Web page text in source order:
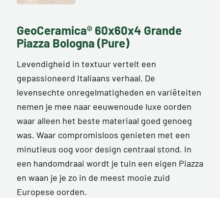
GeoCeramica® 60x60x4 Grande
Piazza Bologna (Pure)
Levendigheid in textuur vertelt een
gepassioneerd Italiaans verhaal. De
levensechte onregelmatigheden en variëteiten
nemen je mee naar eeuwenoude luxe oorden
waar alleen het beste materiaal goed genoeg
was. Waar compromisloos genieten met een
minutieus oog voor design centraal stond. In
een handomdraai wordt je tuin een eigen Piazza
en waan je je zo in de meest mooie zuid
Europese oorden.